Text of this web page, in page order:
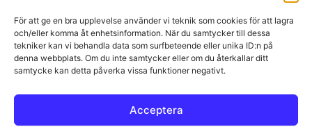
För att ge en bra upplevelse använder vi teknik som cookies för att lagra
och/eller komma åt enhetsinformation. När du samtycker till dessa
tekniker kan vi behandla data som surfbeteende eller unika ID:n på
denna webbplats. Om du inte samtycker eller om du återkallar ditt
samtycke kan detta påverka vissa funktioner negativt.
Acceptera
Följ oss
f ◎
Trygga betalningar